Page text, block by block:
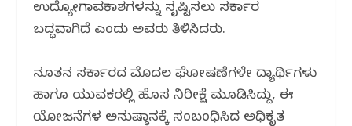
ಉದ್ಯೋಗಾವಕಾಶಗಳನ್ನು ಸೃಷ್ಟಿಸಲು ಸರ್ಕಾರ
ಬದ್ಧವಾಗಿದೆ ಎಂದು ಅವರು ತಿಳಿಸಿದರು.
ನೂತನ ಸರ್ಕಾರದ ಮೊದಲ ಘೋಷಣೆಗಳೇ ವಿದ್ಯಾರ್ಥಿಗಳು
ಹಾಗೂ ಯುವಕರಲ್ಲಿ ಹೊಸ ನಿರೀಕ್ಷೆ ಮೂಡಿಸಿದ್ದು, ಈ
ಯೋಜನೆಗಳ ಅನುಷ್ಠಾನಕ್ಕೆ ಸಂಬಂಧಿಸಿದ ಅಧಿಕೃತ